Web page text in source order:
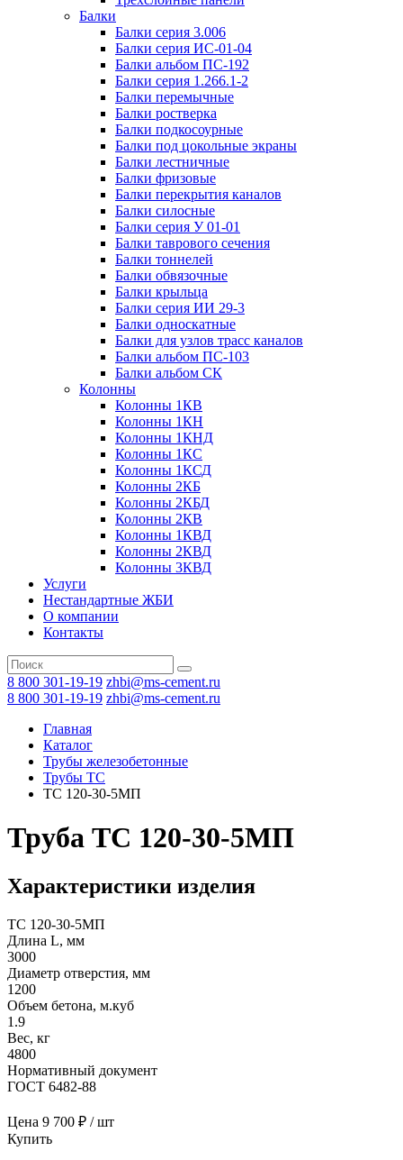
Балки
Балки серия 3.006
Балки серия ИС-01-04
Балки альбом ПС-192
Балки серия 1.266.1-2
Балки перемычные
Балки ростверка
Балки подкосоурные
Балки под цокольные экраны
Балки лестничные
Балки фризовые
Балки перекрытия каналов
Балки силосные
Балки серия У 01-01
Балки таврового сечения
Балки тоннелей
Балки обвязочные
Балки крыльца
Балки серия ИИ 29-3
Балки односкатные
Балки для узлов трасс каналов
Балки альбом ПС-103
Балки альбом СК
Колонны
Колонны 1КВ
Колонны 1КН
Колонны 1КНД
Колонны 1КС
Колонны 1КСД
Колонны 2КБ
Колонны 2КБД
Колонны 2КВ
Колонны 1КВД
Колонны 2КВД
Колонны 3КВД
Услуги
Нестандартные ЖБИ
О компании
Контакты
8 800 301-19-19 zhbi@ms-cement.ru
8 800 301-19-19 zhbi@ms-cement.ru
Главная
Каталог
Трубы железобетонные
Трубы ТС
ТС 120-30-5МП
Труба ТС 120-30-5МП
Характеристики изделия
ТС 120-30-5МП
Длина L, мм
3000
Диаметр отверстия, мм
1200
Объем бетона, м.куб
1.9
Вес, кг
4800
Нормативный документ
ГОСТ 6482-88
Цена 9 700 ₽ / шт
Купить